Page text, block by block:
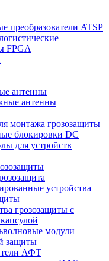
преобразователи ATSP
FPGA
антенны
антенны
монтажа грозозащиты
блокировки DC
для устройств
устройства
грозозащиты с
модули
защиты
АФТ